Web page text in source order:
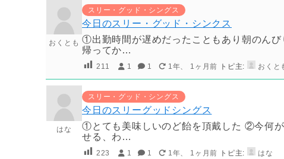
おくとも
スリー・グッド・シングス
今日のスリー・グッド・シンクス
①出勤時間が遅めだったこともあり朝のん
帰ってか…
211 1 1 1年、 1ヶ月前 トピ主: おくと
はな
スリー・グッド・シングス
今日のスリーグッドシングス
①とても美味しいのど飴を頂戴した ②今何
せる、わ…
223 1 1 1年、 1ヶ月前 トピ主: はな